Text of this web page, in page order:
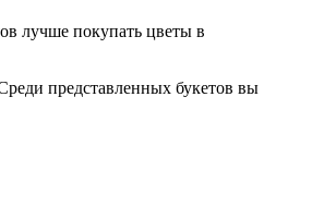
лучше покупать цветы в
представленных букетов вы